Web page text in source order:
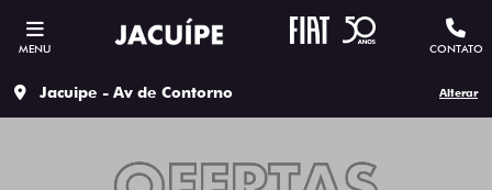
MENU CONTATO
Jacuipe - Av de Contorno Alterar